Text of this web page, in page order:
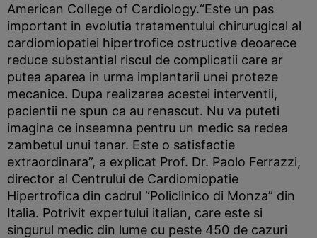
American College of Cardiology.“Este un pas
important in evolutia tratamentului chirurugical al
cardiomiopatiei hipertrofice ostructive deoarece
reduce substantial riscul de complicatii care ar
putea aparea in urma implantarii unei proteze
mecanice. Dupa realizarea acestei interventii,
pacientii ne spun ca au renascut. Nu va puteti
imagina ce inseamna pentru un medic sa redea
zambetul unui tanar. Este o satisfactie
extraordinara”, a explicat Prof. Dr. Paolo Ferrazzi,
director al Centrului de Cardiomiopatie
Hipertrofica din cadrul “Policlinico di Monza” din
Italia. Potrivit expertului italian, care este si
singurul medic din lume cu peste 450 de cazuri